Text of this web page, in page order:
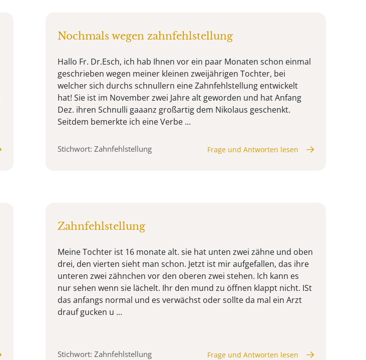
Nochmals wegen zahnfehlstellung
Hallo Fr. Dr.Esch, ich hab Ihnen vor ein paar Monaten schon einmal
geschrieben wegen meiner kleinen zweijährigen Tochter, bei
welcher sich durchs schnullern eine Zahnfehlstellung entwickelt
hat! Sie ist im November zwei Jahre alt geworden und hat Anfang
Dez. ihren Schnulli gaaanz großartig dem Nikolaus geschenkt.
Seitdem bemerkte ich eine Verbe ...
Stichwort: Zahnfehlstellung Frage und Antworten lesen
Zahnfehlstellung
Meine Tochter ist 16 monate alt. sie hat unten zwei zähne und oben
drei, den vierten sieht man schon. Jetzt ist mir aufgefallen, das ihre
unteren zwei zähnchen vor den oberen zwei stehen. Ich kann es
nur sehen wenn sie lächelt. Ihr den mund zu öffnen klappt nicht. ISt
das anfangs normal und es verwächst oder sollte da mal ein Arzt
drauf gucken u ...
Stichwort: Zahnfehlstellung Frage und Antworten lesen